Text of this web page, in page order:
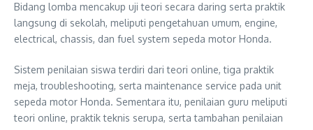
Bidang lomba mencakup uji teori secara daring serta praktik
langsung di sekolah, meliputi pengetahuan umum, engine,
electrical, chassis, dan fuel system sepeda motor Honda.
Sistem penilaian siswa terdiri dari teori online, tiga praktik
meja, troubleshooting, serta maintenance service pada unit
sepeda motor Honda. Sementara itu, penilaian guru meliputi
teori online, praktik teknis serupa, serta tambahan penilaian